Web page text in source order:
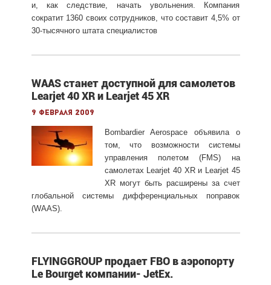
и, как следствие, начать увольнения. Компания
сократит 1360 своих сотрудников, что составит 4,5% от
30-тысячного штата специалистов
WAAS станет доступной для самолетов
Learjet 40 XR и Learjet 45 XR
9 февраля 2009
Bombardier Aerospace объявила о
том, что возможности системы
управления полетом (FMS) на
самолетах Learjet 40 XR и Learjet 45
XR могут быть расширены за счет
глобальной системы дифференциальных поправок
(WAAS).
FLYINGGROUP продает FBO в аэропорту
Le Bourget компании- JetEx.